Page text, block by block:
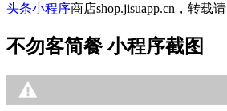
头条小程序商店shop.jisuapp.cn，转载
不勿客简餐 小程序截图